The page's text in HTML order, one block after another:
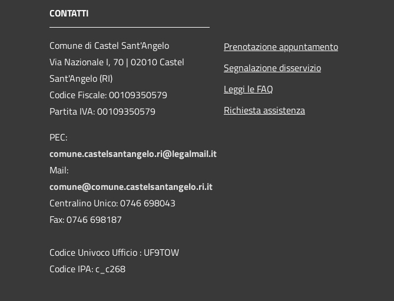
CONTATTI
Comune di Castel Sant'Angelo
Via Nazionale I, 70 | 02010 Castel
Sant'Angelo (RI)
Codice Fiscale: 00109350579
Partita IVA: 00109350579
PEC:
comune.castelsantangelo.ri@legalmail.it
Mail:
comune@comune.castelsantangelo.ri.it
Centralino Unico: 0746 698043
Fax: 0746 698187
Codice Univoco Ufficio : UF9TOW
Codice IPA: c_c268
Prenotazione appuntamento
Segnalazione disservizio
Leggi le FAQ
Richiesta assistenza